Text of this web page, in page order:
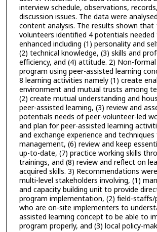
interview schedule, observations,
discussion issues. The data were
content analysis. The results shown that
volunteers identified 4 potentials needed
enhanced including (1) personality and
(2) technical knowledge, (3) skills and
efficiency, and (4) attitude. 2) Non-
program using peer-assisted learning
8 learning activities namely (1) create
environment and mutual trusts among
(2) create mutual understanding and
peer-assisted learning, (3) review and
potentials needs of peer-volunteer-led
and plan for peer-assisted learning
and exchange experience and
management, (6) review and keep
up-to-date, (7) practice working skills
trainings, and (8) review and reflect on
acquired skills. 3) Recommendations
multi-level stakeholders involving, (1)
and capacity building unit to provide
program implementation, (2) field-staffs/
who are on-site implementers to
assisted learning concept to be able to
program properly, and (3) local policy-